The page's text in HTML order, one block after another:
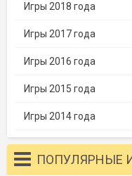
Игры 2018 года
Игры 2017 года
Игры 2016 года
Игры 2015 года
Игры 2014 года
ПОПУЛЯРНЫЕ